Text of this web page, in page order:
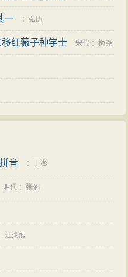
一 ： 弘历
红薇子种学士 宋代 ：梅尧
音 ： 丁澎
明代 ： 张弼
汪炎昶